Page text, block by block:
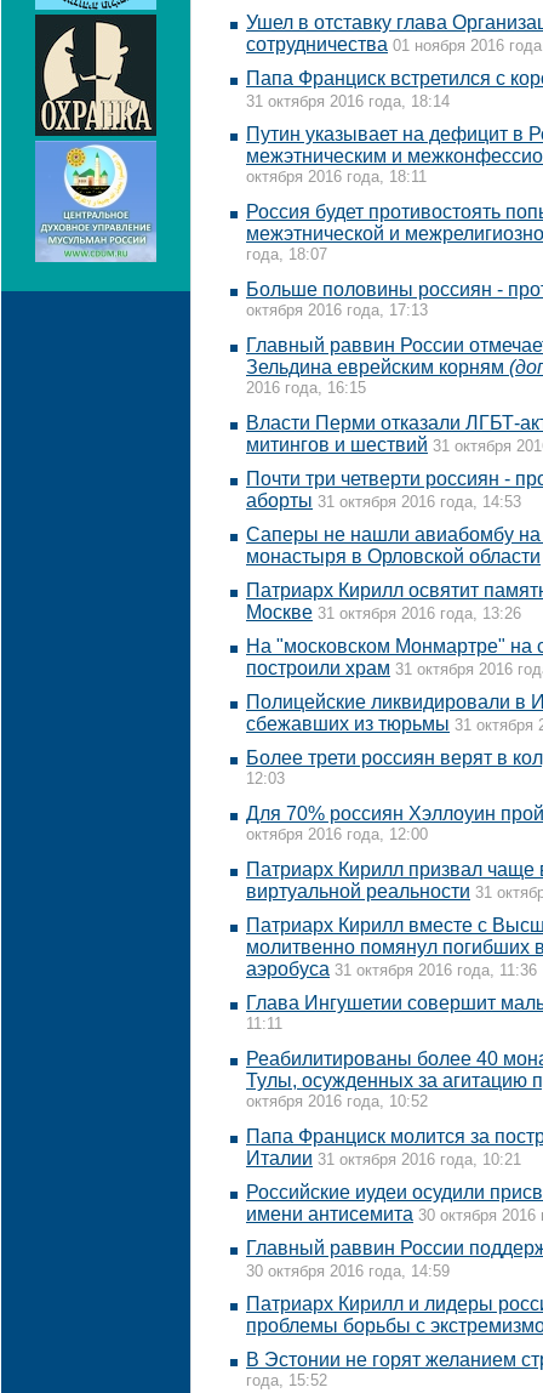
Ушел в отставку глава
сотрудничества 01 ноября 2016
Папа Франциск встретился с
31 октября 2016 года, 18:14
Путин указывает на дефицит в
межэтническим и
октября 2016 года, 18:11
Россия будет противостоять
межэтнической и
года, 18:07
Больше половины россиян -
октября 2016 года, 17:13
Главный раввин России
Зельдина еврейским корням
2016 года, 16:15
Власти Перми отказали ЛГБТ-
митингов и шествий 31 октября
Почти три четверти россиян -
аборты 31 октября 2016 года, 14:53
Саперы не нашли авиабомбу на
монастыря в Орловской области
Патриарх Кирилл освятит
Москве 31 октября 2016 года, 13:26
На "московском Монмартре" на
построили храм 31 октября 2016
Полицейские ликвидировали в
сбежавших из тюрьмы 31 октября
Более трети россиян верят в
12:03
Для 70% россиян Хэллоуин
октября 2016 года, 12:00
Патриарх Кирилл призвал чаще
виртуальной реальности 31
Патриарх Кирилл вместе с
молитвенно помянул погибших
аэробуса 31 октября 2016 года, 11:36
Глава Ингушетии совершит
11:11
Реабилитированы более 40
Тулы, осужденных за агитацию
октября 2016 года, 10:52
Папа Франциск молится за
Италии 31 октября 2016 года, 10:21
Российские иудеи осудили
имени антисемита 30 октября 2016
Главный раввин России
30 октября 2016 года, 14:59
Патриарх Кирилл и лидеры
проблемы борьбы с
В Эстонии не горят желанием
года, 15:52